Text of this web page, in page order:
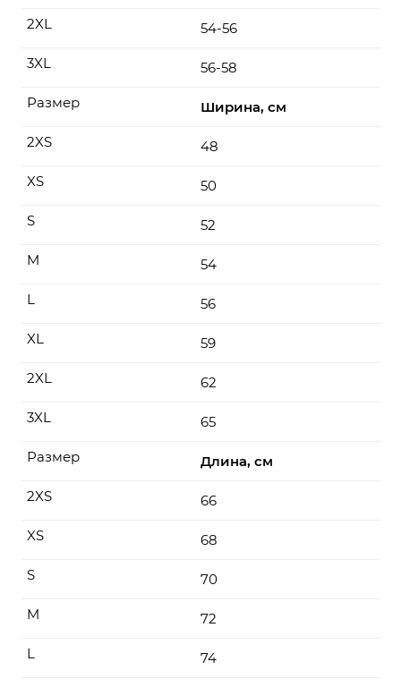
54-56
2XL
56-58
3XL
Ширина, см
Размер
48
2XS
50
XS
52
S
54
M
56
L
59
XL
62
2XL
65
3XL
Длина, см
Размер
66
2XS
68
XS
70
S
72
M
74
L